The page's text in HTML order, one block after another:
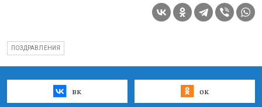
ПОЗДРАВЛЕНИЯ
вк ок